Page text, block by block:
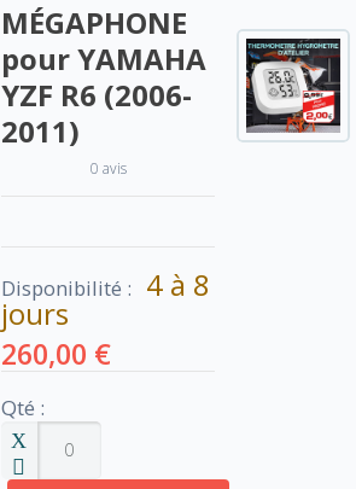
MÉGAPHONE
pour YAMAHA
YZF R6 (2006-
2011)
0 avis
Disponibilité : 4 à 8
jours
260,00 €
Qté :